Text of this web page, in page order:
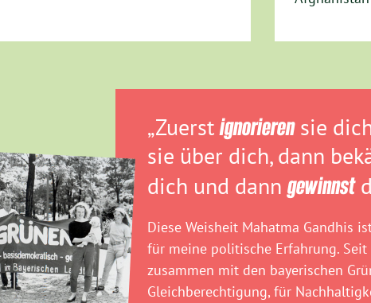
„Zuerstignorierensie
sie über dich, dann
dich und dann gewinnst
Diese Weisheit Mahatma Gandhis
für meine politische Erfahrung. Seit
zusammen mit den bayerischen
Gleichberechtigung, für